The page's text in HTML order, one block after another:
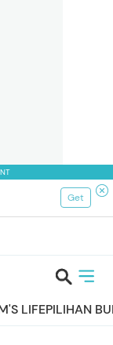
Get
LIFEPILIHAN